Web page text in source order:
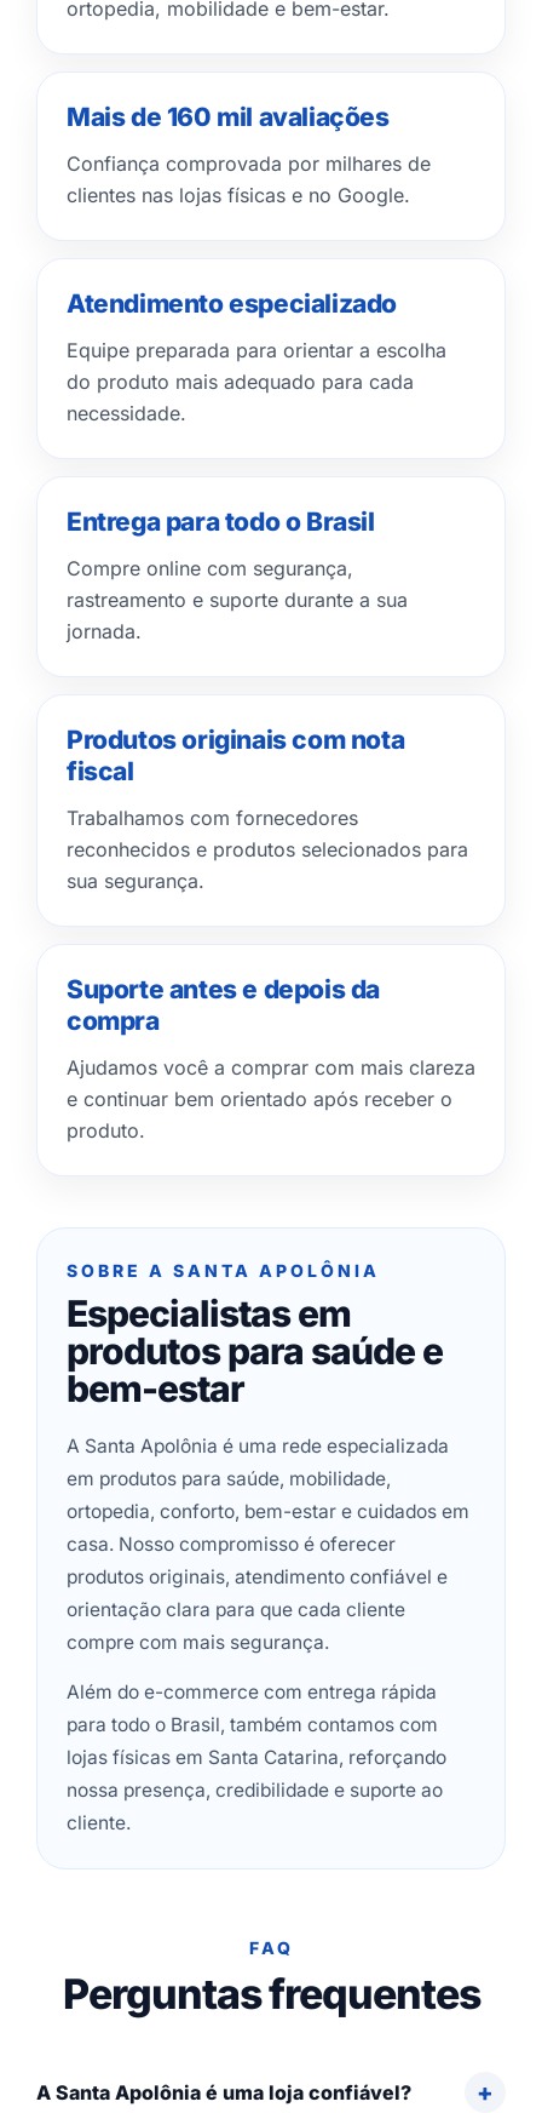
ortopedia, mobilidade e bem-estar.
Mais de 160 mil avaliações
Confiança comprovada por milhares de
clientes nas lojas físicas e no Google.
Atendimento especializado
Equipe preparada para orientar a escolha
do produto mais adequado para cada
necessidade.
Entrega para todo o Brasil
Compre online com segurança,
rastreamento e suporte durante a sua
jornada.
Produtos originais com nota
fiscal
Trabalhamos com fornecedores
reconhecidos e produtos selecionados para
sua segurança.
Suporte antes e depois da
compra
Ajudamos você a comprar com mais clareza
e continuar bem orientado após receber o
produto.
SOBRE A SANTA APOLÔNIA
Especialistas em
produtos para saúde e
bem-estar
A Santa Apolônia é uma rede especializada
em produtos para saúde, mobilidade,
ortopedia, conforto, bem-estar e cuidados em
casa. Nosso compromisso é oferecer
produtos originais, atendimento confiável e
orientação clara para que cada cliente
compre com mais segurança.
Além do e-commerce com entrega rápida
para todo o Brasil, também contamos com
lojas físicas em Santa Catarina, reforçando
nossa presença, credibilidade e suporte ao
cliente.
FAQ
Perguntas frequentes
A Santa Apolônia é uma loja confiável?